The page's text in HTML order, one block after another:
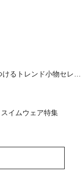
るトレンド小物セレク
イムウェア特集